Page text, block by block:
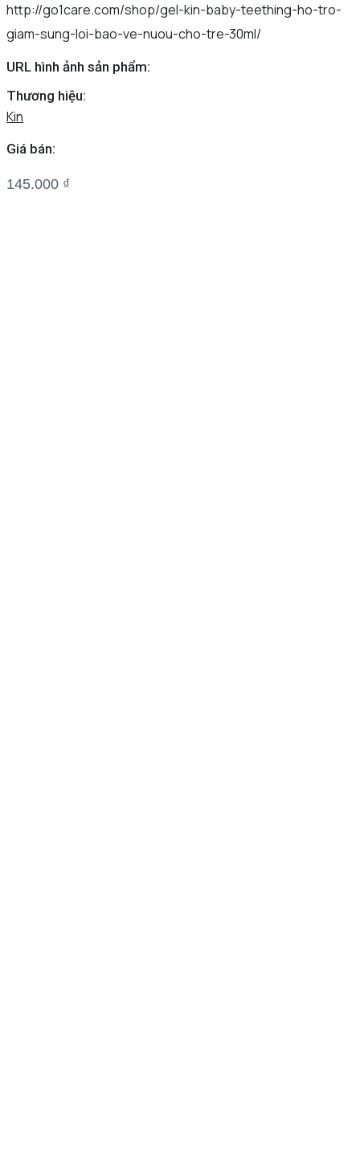
http://go1care.com/shop/gel-kin-baby-teething-ho-tro-
giam-sung-loi-bao-ve-nuou-cho-tre-30ml/
URL hình ảnh sản phẩm:
Thương hiệu:
Kin
Giá bán:
145.000 ₫